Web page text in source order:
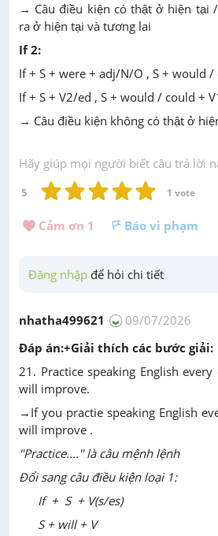
→ Câu điều kiện có thật ở hiện tại
ra ở hiện tại và tương lai
If 2:
If + S + were + adj/N/O , S + would /
If + S + V2/ed , S + would / could +
→ Câu điều kiện không có thật ở
Hãy giúp mọi người biết câu trả lời
5 1 vote
Cảm ơn 1 Báo vi phạm
Đăng nhập để hỏi chi tiết
nhatha499621
09/07/2026
Đáp án:+Giải thích các bước giải:
21. Practice speaking English
will improve.
→If you practie speaking English
will improve .
"Practice...." là câu mệnh lệnh
Đổi sang câu điều kiện loại 1:
If + S + V(s/es)
S + will + V